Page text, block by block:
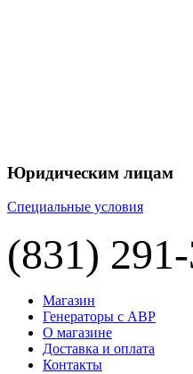
Юридическим лицам
Специальные условия
(831)
Магазин
Генераторы с АВР
О магазине
Доставка и оплата
Контакты